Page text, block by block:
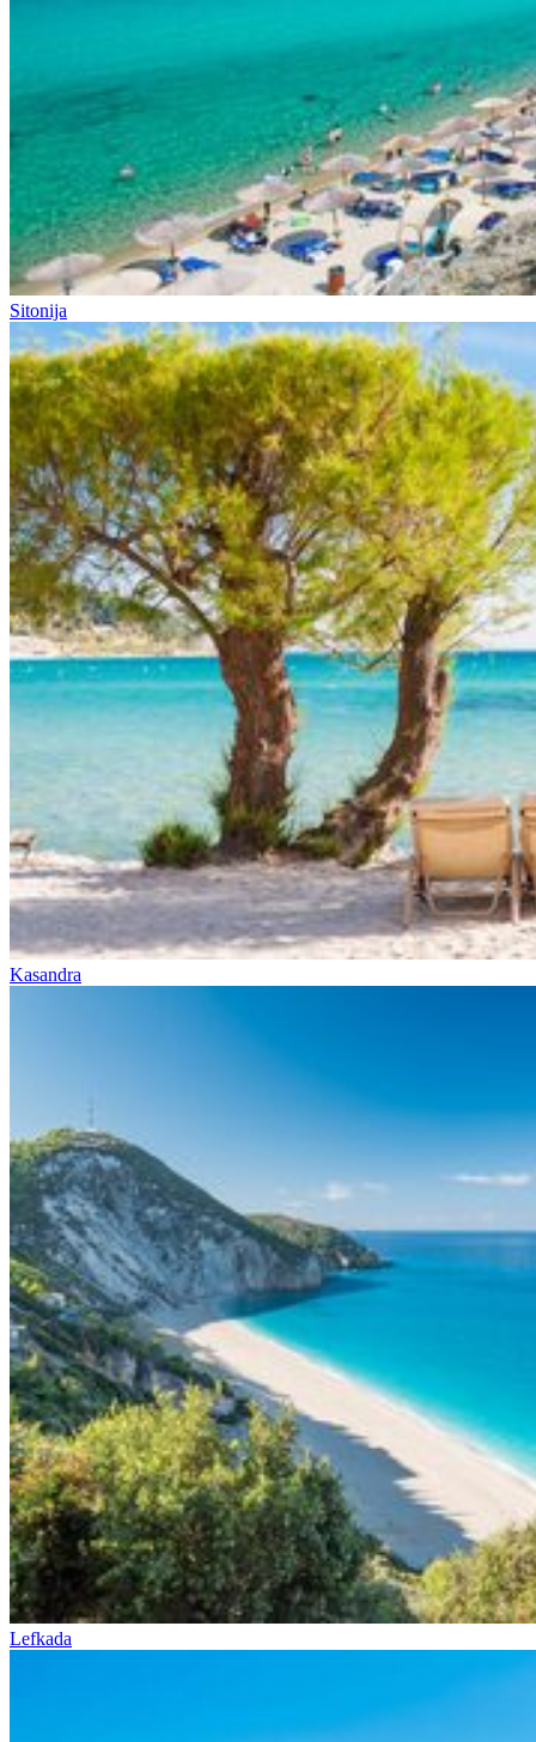
Sitonija
Kasandra
Lefkada